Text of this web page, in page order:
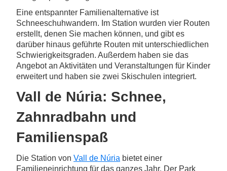
Eine entspannter Familienalternative ist
Schneeschuhwandern. Im Station wurden vier Routen
erstellt, denen Sie machen können, und gibt es
darüber hinaus geführte Routen mit unterschiedlichen
Schwierigkeitsgraden. Außerdem haben sie das
Angebot an Aktivitäten und Veranstaltungen für Kinder
erweitert und haben sie zwei Skischulen integriert.
Vall de Núria: Schnee,
Zahnradbahn und
Familienspaß
Die Station von Vall de Núria bietet einer
Familieneinrichtung für das ganzes Jahr. Der Park